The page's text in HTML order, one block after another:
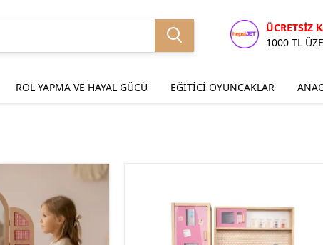
ÜCRETSİZ
1000 TL
ROL YAPMA VE HAYAL GÜCÜ EĞİTİCİ OYUNCAKLAR